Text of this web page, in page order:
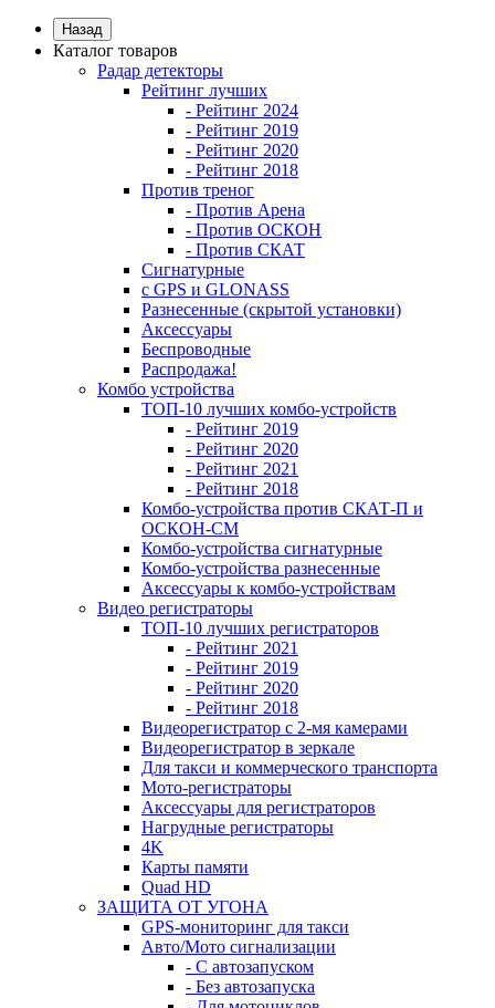
Назад
Каталог товаров
Радар детекторы
Рейтинг лучших
- Рейтинг 2024
- Рейтинг 2019
- Рейтинг 2020
- Рейтинг 2018
Против треног
- Против Арена
- Против ОСКОН
- Против СКАТ
Сигнатурные
с GPS и GLONASS
Разнесенные (скрытой установки)
Аксессуары
Беспроводные
Распродажа!
Комбо устройства
ТОП-10 лучших комбо-устройств
- Рейтинг 2019
- Рейтинг 2020
- Рейтинг 2021
- Рейтинг 2018
Комбо-устройства против СКАТ-П и
ОСКОН-СМ
Комбо-устройства сигнатурные
Комбо-устройства разнесенные
Аксессуары к комбо-устройствам
Видео регистраторы
ТОП-10 лучших регистраторов
- Рейтинг 2021
- Рейтинг 2019
- Рейтинг 2020
- Рейтинг 2018
Видеорегистратор с 2-мя камерами
Видеорегистратор в зеркале
Для такси и коммерческого транспорта
Мото-регистраторы
Аксессуары для регистраторов
Нагрудные регистраторы
4K
Карты памяти
Quad HD
ЗАЩИТА ОТ УГОНА
GPS-мониторинг для такси
Авто/Мото сигнализации
- С автозапуском
- Без автозапуска